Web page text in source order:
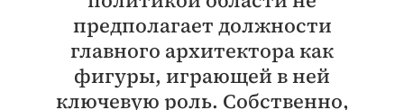
предполагает должности
главного архитектора как
фигуры, играющей в ней
ключевую роль. Собственно,